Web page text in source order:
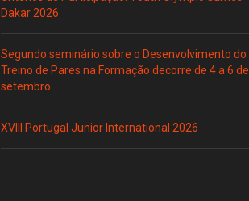
Dakar 2026
Segundo seminário sobre o Desenvolvimento do
Treino de Pares na Formação decorre de 4 a 6 de
setembro
XVIII Portugal Junior International 2026